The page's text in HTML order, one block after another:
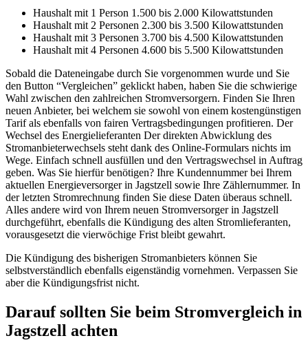
Haushalt mit 1 Person 1.500 bis 2.000 Kilowattstunden
Haushalt mit 2 Personen 2.300 bis 3.500 Kilowattstunden
Haushalt mit 3 Personen 3.700 bis 4.500 Kilowattstunden
Haushalt mit 4 Personen 4.600 bis 5.500 Kilowattstunden
Sobald die Dateneingabe durch Sie vorgenommen wurde und Sie
den Button “Vergleichen” geklickt haben, haben Sie die schwierige
Wahl zwischen den zahlreichen Stromversorgern. Finden Sie Ihren
neuen Anbieter, bei welchem sie sowohl von einem kostengünstigen
Tarif als ebenfalls von fairen Vertragsbedingungen profitieren. Der
Wechsel des Energielieferanten Der direkten Abwicklung des
Stromanbieterwechsels steht dank des Online-Formulars nichts im
Wege. Einfach schnell ausfüllen und den Vertragswechsel in Auftrag
geben. Was Sie hierfür benötigen? Ihre Kundennummer bei Ihrem
aktuellen Energieversorger in Jagstzell sowie Ihre Zählernummer. In
der letzten Stromrechnung finden Sie diese Daten überaus schnell.
Alles andere wird von Ihrem neuen Stromversorger in Jagstzell
durchgeführt, ebenfalls die Kündigung des alten Stromlieferanten,
vorausgesetzt die vierwöchige Frist bleibt gewahrt.
Die Kündigung des bisherigen Stromanbieters können Sie
selbstverständlich ebenfalls eigenständig vornehmen. Verpassen Sie
aber die Kündigungsfrist nicht.
Darauf sollten Sie beim Stromvergleich in
Jagstzell achten